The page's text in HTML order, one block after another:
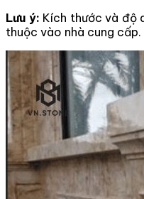
Lưu ý: Kích thước và độ
thuộc vào nhà cung cấp.